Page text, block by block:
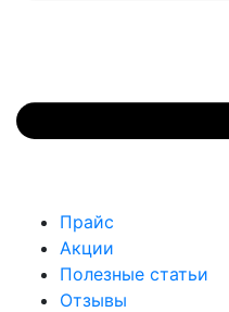
Прайс
Акции
Полезные статьи
Отзывы